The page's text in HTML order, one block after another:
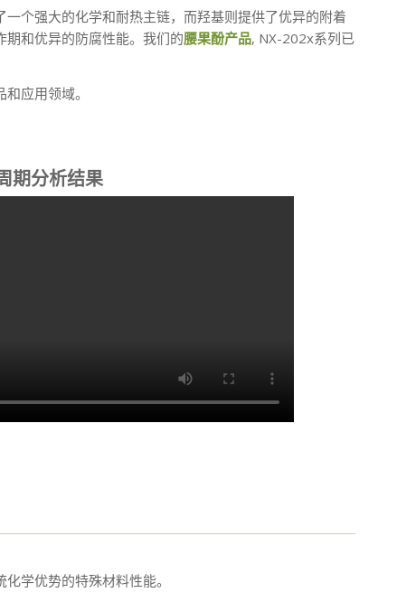
个强大的化学和耐热主链，而羟基则提供了优异的附着
和优异的防腐性能。我们的腰果酚产品, NX-202x系列已
应用领域。
分析结果
学优势的特殊材料性能。